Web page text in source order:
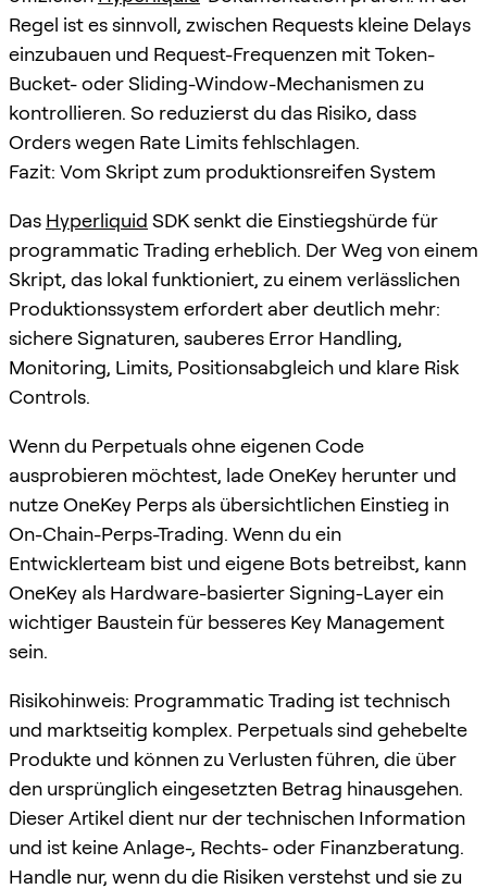
Regel ist es sinnvoll, zwischen Requests kleine Delays
einzubauen und Request-Frequenzen mit Token-
Bucket- oder Sliding-Window-Mechanismen zu
kontrollieren. So reduzierst du das Risiko, dass
Orders wegen Rate Limits fehlschlagen.
Fazit: Vom Skript zum produktionsreifen System
Das Hyperliquid SDK senkt die Einstiegshürde für
programmatic Trading erheblich. Der Weg von einem
Skript, das lokal funktioniert, zu einem verlässlichen
Produktionssystem erfordert aber deutlich mehr:
sichere Signaturen, sauberes Error Handling,
Monitoring, Limits, Positionsabgleich und klare Risk
Controls.
Wenn du Perpetuals ohne eigenen Code
ausprobieren möchtest, lade OneKey herunter und
nutze OneKey Perps als übersichtlichen Einstieg in
On-Chain-Perps-Trading. Wenn du ein
Entwicklerteam bist und eigene Bots betreibst, kann
OneKey als Hardware-basierter Signing-Layer ein
wichtiger Baustein für besseres Key Management
sein.
Risikohinweis: Programmatic Trading ist technisch
und marktseitig komplex. Perpetuals sind gehebelte
Produkte und können zu Verlusten führen, die über
den ursprünglich eingesetzten Betrag hinausgehen.
Dieser Artikel dient nur der technischen Information
und ist keine Anlage-, Rechts- oder Finanzberatung.
Handle nur, wenn du die Risiken verstehst und sie zu